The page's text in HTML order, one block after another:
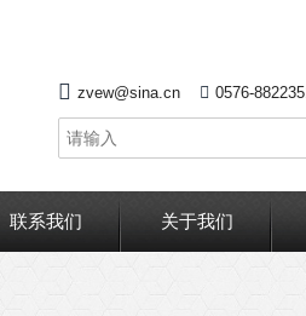
 zvew@sina.cn  0576-
联系我们 关于我们